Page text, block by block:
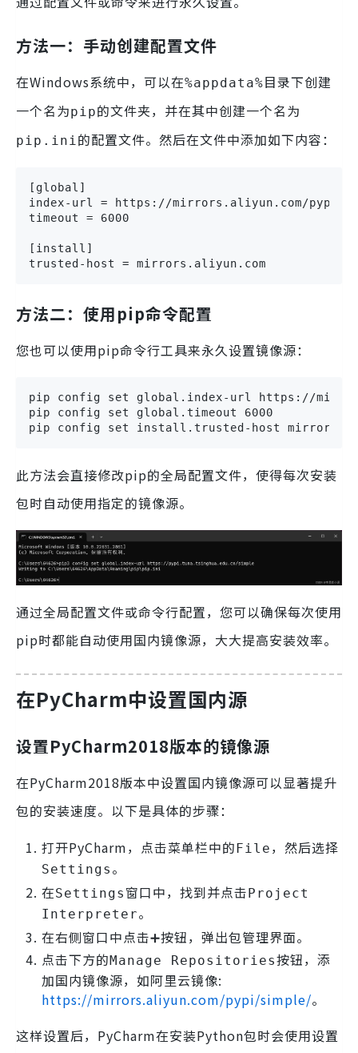
方法一：手动创建配置文件
在Windows系统中，可以在%appdata%目录下创建
一个名为pip的文件夹，并在其中创建一个名为
pip.ini的配置文件。然后在文件中添加如下内容：
[global]
index-url = https://mirrors.aliyun.com/pypi/
timeout = 6000
[install]
trusted-host = mirrors.aliyun.com
方法二：使用pip命令配置
您也可以使用pip命令行工具来永久设置镜像源：
pip config set global.index-url https://
pip config set global.timeout 6000
pip config set install.trusted-host
此方法会直接修改pip的全局配置文件，使得每次安装
包时自动使用指定的镜像源。
通过全局配置文件或命令行配置，您可以确保每次使用
pip时都能自动使用国内镜像源，大大提高安装效率。
在PyCharm中设置国内源
设置PyCharm2018版本的镜像源
在PyCharm2018版本中设置国内镜像源可以显著提升
包的安装速度。以下是具体的步骤：
打开PyCharm，点击菜单栏中的File ，然后选择
Settings 。
在Settings 窗口中，找到并点击Project
Interpreter。
在右侧窗口中点击➕按钮，弹出包管理界面。
点击下方的Manage Repositories按钮，添
加国内镜像源，如阿里云镜像:
https://mirrors.aliyun.com/pypi/simple/。
这样设置后，PyCharm在安装Python包时会使用设置